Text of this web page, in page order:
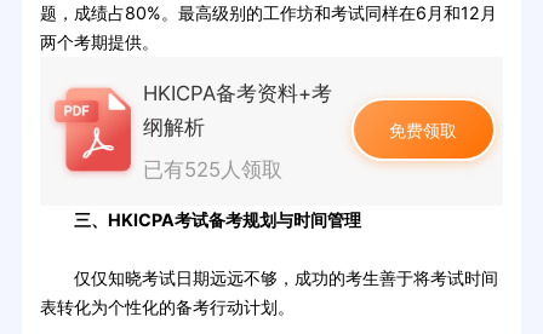
题，成绩占80%。最高级别的工作坊和考试同样在6月和12月
两个考期提供。
HKICPA备考资料+考
纲解析
已有525人领取
免费领取
三、HKICPA考试备考规划与时间管理
仅仅知晓考试日期远远不够，成功的考生善于将考试时间
表转化为个性化的备考行动计划。